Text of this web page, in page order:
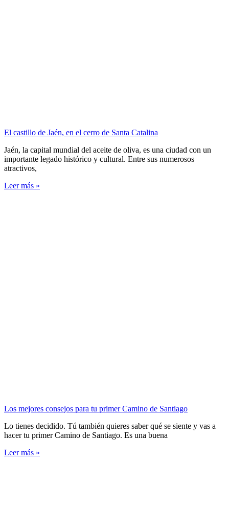
El castillo de Jaén, en el cerro de Santa Catalina
Jaén, la capital mundial del aceite de oliva, es una ciudad con un
importante legado histórico y cultural. Entre sus numerosos
atractivos,
Leer más »
Los mejores consejos para tu primer Camino de Santiago
Lo tienes decidido. Tú también quieres saber qué se siente y vas a
hacer tu primer Camino de Santiago. Es una buena
Leer más »